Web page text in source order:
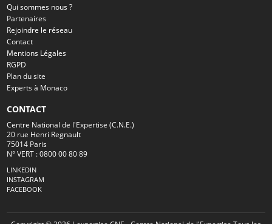
Qui sommes nous ?
Partenaires
Rejoindre le réseau
Contact
Mentions Légales
RGPD
Plan du site
Experts à Monaco
CONTACT
Centre National de l'Expertise (C.N.E.)
20 rue Henri Regnault
75014 Paris
N° VERT : 0800 00 80 89
LINKEDIN
INSTAGRAM
FACEBOOK